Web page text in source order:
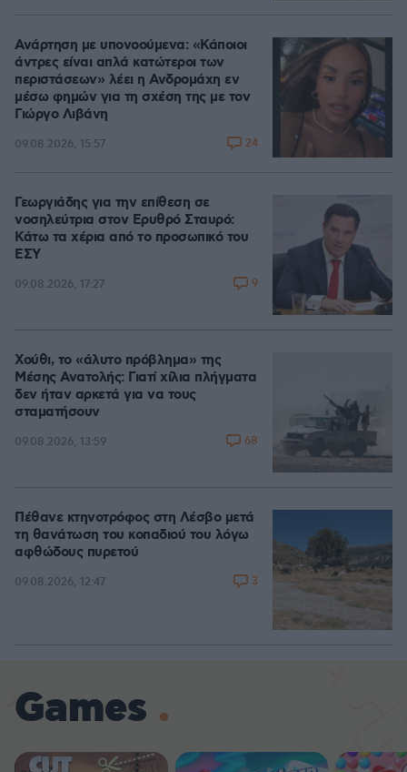
Ανάρτηση με υπονοούμενα: «Κάποιοι
άντρες είναι απλά κατώτεροι των
περιστάσεων» λέει η Ανδρομάχη εν
μέσω φημών για τη σχέση της με τον
Γιώργο Λιβάνη
09.08.2026, 15:57 24
Γεωργιάδης για την επίθεση σε
νοσηλεύτρια στον Ερυθρό Σταυρό:
Κάτω τα χέρια από το προσωπικό του
ΕΣΥ
09.08.2026, 17:27 9
Χούθι, το «άλυτο πρόβλημα» της
Μέσης Ανατολής: Γιατί χίλια πλήγματα
δεν ήταν αρκετά για να τους
σταματήσουν
09.08.2026, 13:59 68
Πέθανε κτηνοτρόφος στη Λέσβο μετά
τη θανάτωση του κοπαδιού του λόγω
αφθώδους πυρετού
09.08.2026, 12:47 3
Games